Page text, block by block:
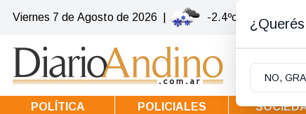
Viernes 7 de Agosto de 2026 -2.4ºc | Villa la
POLÍTICA POLICIALES
NO,